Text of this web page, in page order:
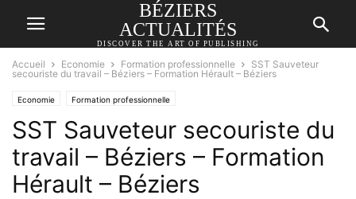
BÉZIERS
ACTUALITÉS
DISCOVER THE ART OF PUBLISHING
Accueil Economie Formation professionnelle
SST Sauveteur
secouriste du travail – Béziers – Formation Hérault – Béziers
Economie Formation professionnelle
SST Sauveteur secouriste du
travail – Béziers – Formation
Hérault – Béziers